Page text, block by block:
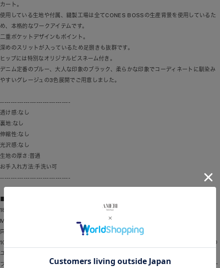
カート。
使用している生地や付属、縫製工場は全てCONES BOSSの生産背景を使用しているた
め、本格的なワークアイテムです。
二重ポケットデザインもポイント。
深めのスリットが入っているため足捌きも抜群です。
ヒップには特別なオリジナルピスネーム付き。
デニム定番のブルー、大人な印象のブラック、柔らかな印象でコーディネートに馴染み
やすいグレージュの3色展開でご用意しました。
---------------------------------
透け感:なし
裏地:なし
伸縮性:なし
光沢感:なし
生地の厚さ:普通
お手入れ方法:手洗い可
---------------------------------
1879年インディアナ州インディアナポリスで創業したThe C. B. Cones & Son
Manufacturing .Companyのファクトリーブランド。
同社は労働者のためのオーバーオール、シャツや他の衣類を製造しました。
100年以上前から存在するワークウエアブランドの中でもユニオン ラベルの最も初期の
ユーザーの一つでした。
ブランド名でもあるCONES(円錐形)の形が似ていることから“ランタン”がシンボルマー